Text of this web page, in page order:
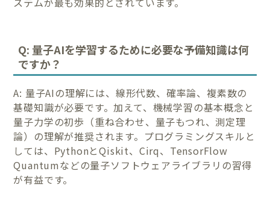
Q: 量子AIを学習するために必要な予備知識は何
ですか？
A: 量子AIの理解には、線形代数、確率論、複素数の
基礎知識が必要です。加えて、機械学習の基本概念と
量子力学の初歩（重ね合わせ、量子もつれ、測定理
論）の理解が推奨されます。プログラミングスキルと
しては、PythonとQiskit、Cirq、TensorFlow
Quantumなどの量子ソフトウェアライブラリの習得
が有益です。